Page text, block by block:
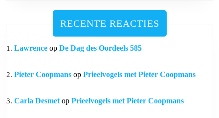
RECENTE REACTIES
Lawrence op De Dag des Oordeels 585
Pieter Coopmans op Prieelvogels met Pieter Coopmans
Carla Desmet op Prieelvogels met Pieter Coopmans